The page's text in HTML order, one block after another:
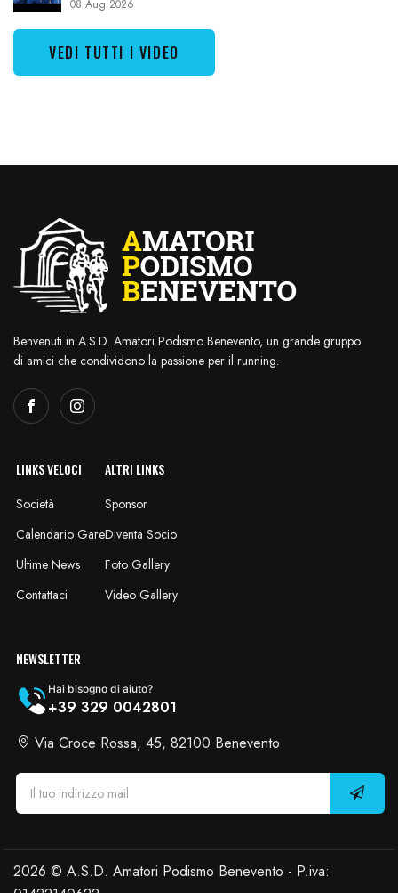
08 Aug 2026
VEDI TUTTI I VIDEO
Benvenuti in A.S.D. Amatori Podismo Benevento, un grande gruppo
di amici che condividono la passione per il running.
LINKS VELOCI
Società
Calendario Gare
Ultime News
Contattaci
ALTRI LINKS
Sponsor
Diventa Socio
Foto Gallery
Video Gallery
NEWSLETTER
Hai bisogno di aiuto?
+39 329 0042801
Via Croce Rossa, 45, 82100 Benevento
2026 © A.S.D. Amatori Podismo Benevento - P.iva: